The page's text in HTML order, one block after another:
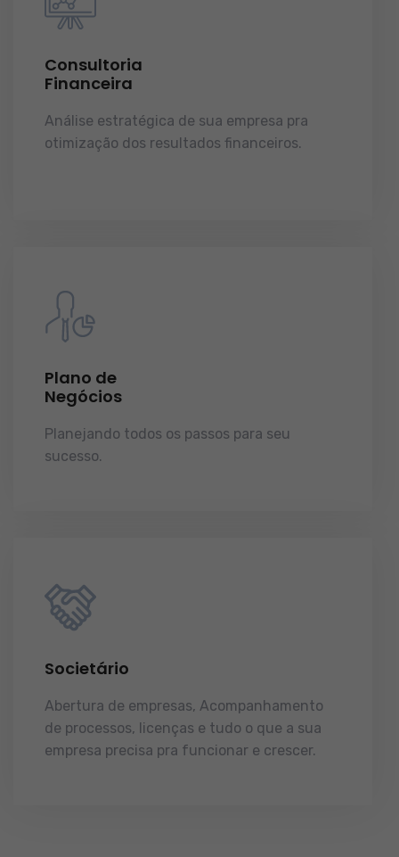
Consultoria
Financeira
Análise estratégica de sua empresa pra
otimização dos resultados financeiros.
Plano de
Negócios
Planejando todos os passos para seu
sucesso.
Societário
Abertura de empresas, Acompanhamento
de processos, licenças e tudo o que a sua
empresa precisa pra funcionar e crescer.